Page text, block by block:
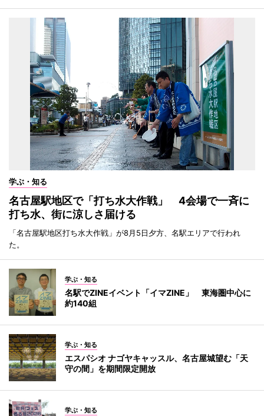
学ぶ・知る
名古屋駅地区で「打ち水大作戦」 4会場で一斉に
打ち水、街に涼しさ届ける
「名古屋駅地区打ち水大作戦」が8月5日夕方、名駅エリアで行われ
た。
学ぶ・知る
名駅でZINEイベント「イマZINE」 東海圏中心に
約140組
学ぶ・知る
エスパシオ ナゴヤキャッスル、名古屋城望む「天
守の間」を期間限定開放
学ぶ・知る